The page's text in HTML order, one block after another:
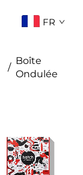
FR
/
Boîte
Ondulée